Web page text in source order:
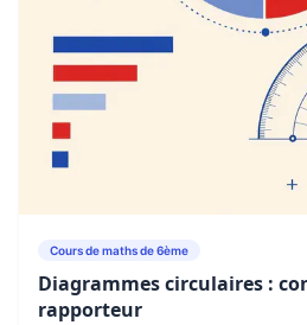
Cours de maths de 6ème
Diagrammes circulaires :
rapporteur